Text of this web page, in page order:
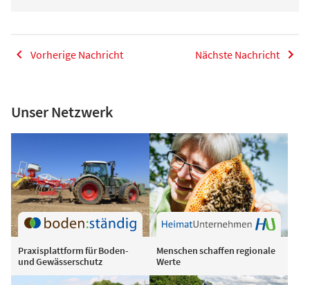
Vorherige Nachricht Nächste Nachricht
Unser Netzwerk
Praxisplattform für Boden-
und Gewässerschutz
Menschen schaffen regionale
Werte